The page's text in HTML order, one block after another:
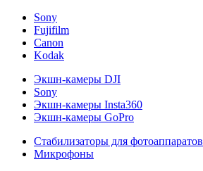
Sony
Fujifilm
Canon
Kodak
Экшн-камеры DJI
Sony
Экшн-камеры Insta360
Экшн-камеры GoPro
Стабилизаторы для фотоаппаратов
Микрофоны